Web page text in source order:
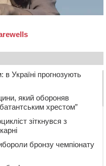
в Україні прогнозують
який обороняв
хрестом”
зіткнувся з
бронзу чемпіонату